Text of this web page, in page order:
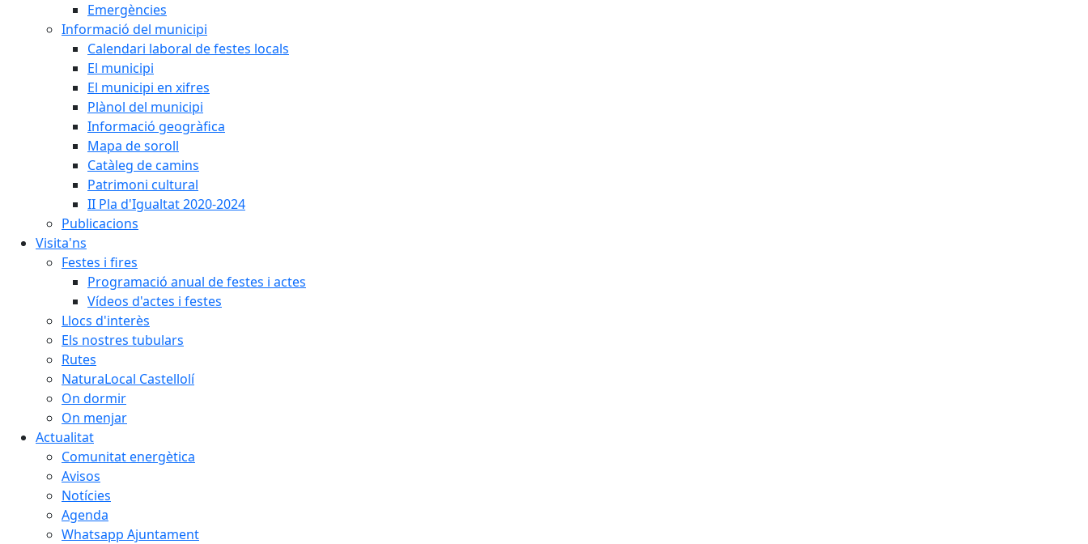
Emergències
Informació del municipi
Calendari laboral de festes locals
El municipi
El municipi en xifres
Plànol del municipi
Informació geogràfica
Mapa de soroll
Catàleg de camins
Patrimoni cultural
II Pla d'Igualtat 2020-2024
Publicacions
Visita'ns
Festes i fires
Programació anual de festes i actes
Vídeos d'actes i festes
Llocs d'interès
Els nostres tubulars
Rutes
NaturaLocal Castellolí
On dormir
On menjar
Actualitat
Comunitat energètica
Avisos
Notícies
Agenda
Whatsapp Ajuntament